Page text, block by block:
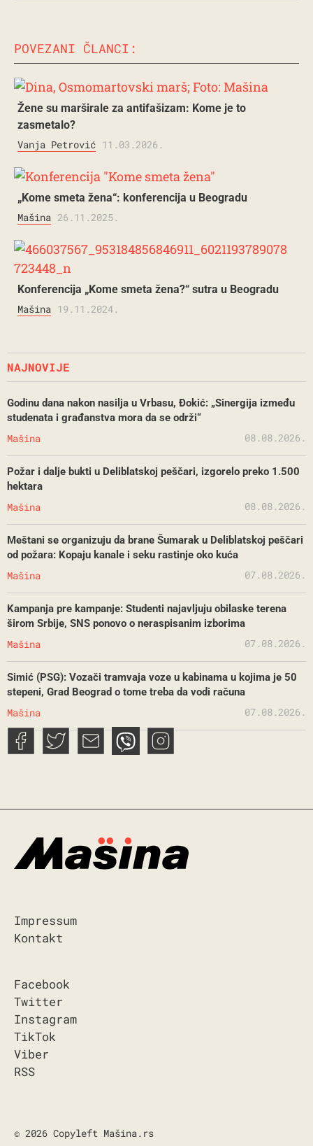
POVEZANI ČLANCI:
Žene su marširale za antifašizam: Kome je to
zasmetalo?
Vanja Petrović 11.03.2026.
„Kome smeta žena“: konferencija u Beogradu
Mašina 26.11.2025.
Konferencija „Kome smeta žena?“ sutra u Beogradu
Mašina 19.11.2024.
NAJNOVIJE
Godinu dana nakon nasilja u Vrbasu, Đokić: „Sinergija između
studenata i građanstva mora da se održi“
Mašina 08.08.2026.
Požar i dalje bukti u Deliblatskoj peščari, izgorelo preko 1.500
hektara
Mašina 08.08.2026.
Meštani se organizuju da brane Šumarak u Deliblatskoj peščari
od požara: Kopaju kanale i seku rastinje oko kuća
Mašina 07.08.2026.
Kampanja pre kampanje: Studenti najavljuju obilaske terena
širom Srbije, SNS ponovo o neraspisanim izborima
Mašina 07.08.2026.
Simić (PSG): Vozači tramvaja voze u kabinama u kojima je 50
stepeni, Grad Beograd o tome treba da vodi računa
Mašina 07.08.2026.
Impressum
Kontakt
Facebook
Twitter
Instagram
TikTok
Viber
RSS
© 2026 Copyleft Mašina.rs